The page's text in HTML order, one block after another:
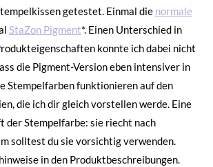
getestet. Einmal die normale
StaZon Pigment*. Einen Unterschied in
konnte ich dabei nicht
die Pigment-Version eben intensiver in
Stempelfarben funktionieren auf den
die ich dir gleich vorstellen werde. Eine
der Stempelfarbe: sie riecht nach
solltest du sie vorsichtig verwenden.
in den Produktbeschreibungen.